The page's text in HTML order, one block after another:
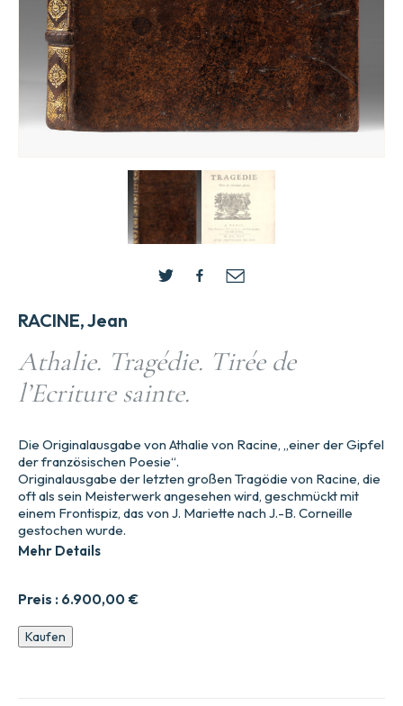
RACINE, Jean
Athalie. Tragédie. Tirée de
l’Ecriture sainte.
Preis : 6.900,00 €
Die Originalausgabe von Athalie von Racine, „einer der Gipfel
der französischen Poesie“.
Originalausgabe der letzten großen Tragödie von Racine, die
oft als sein Meisterwerk angesehen wird, geschmückt mit
einem Frontispiz, das von J. Mariette nach J.-B. Corneille
gestochen wurde.
Mehr Details
Athalie.
Tragödie.
Kaufen